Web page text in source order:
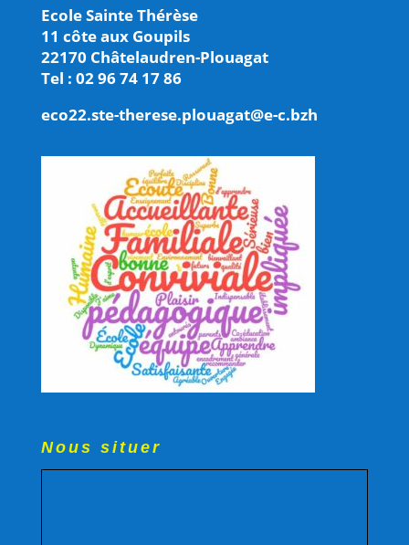
Ecole Sainte Thérèse
11 côte aux Goupils
22170 Châtelaudren-Plouagat
Tel : 02 96 74 17 86
eco22.ste-therese.plouagat@e-c.bzh
Nous situer